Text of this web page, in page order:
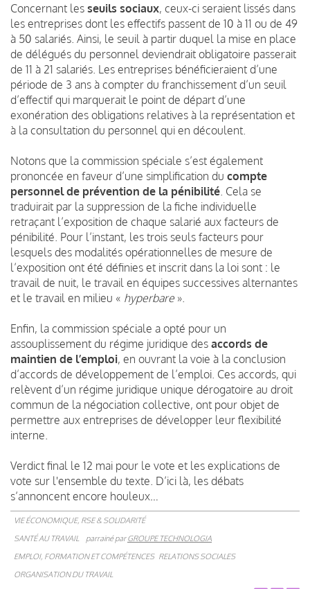
Concernant les seuils sociaux, ceux-ci seraient lissés dans
les entreprises dont les effectifs passent de 10 à 11 ou de 49
à 50 salariés. Ainsi, le seuil à partir duquel la mise en place
de délégués du personnel deviendrait obligatoire passerait
de 11 à 21 salariés. Les entreprises bénéficieraient d’une
période de 3 ans à compter du franchissement d’un seuil
d’effectif qui marquerait le point de départ d’une
exonération des obligations relatives à la représentation et
à la consultation du personnel qui en découlent.
Notons que la commission spéciale s’est également
prononcée en faveur d’une simplification du compte
personnel de prévention de la pénibilité . Cela se
traduirait par la suppression de la fiche individuelle
retraçant l’exposition de chaque salarié aux facteurs de
pénibilité. Pour l’instant, les trois seuls facteurs pour
lesquels des modalités opérationnelles de mesure de
l’exposition ont été définies et inscrit dans la loi sont : le
travail de nuit, le travail en équipes successives alternantes
et le travail en milieu « hyperbare ».
Enfin, la commission spéciale a opté pour un
assouplissement du régime juridique des accords de
maintien de l’emploi, en ouvrant la voie à la conclusion
d’accords de développement de l’emploi. Ces accords, qui
relèvent d’un régime juridique unique dérogatoire au droit
commun de la négociation collective, ont pour objet de
permettre aux entreprises de développer leur flexibilité
interne.
Verdict final le 12 mai pour le vote et les explications de
vote sur l'ensemble du texte. D’ici là, les débats
s’annoncent encore houleux…
VIE ÉCONOMIQUE, RSE & SOLIDARITÉ
SANTÉ AU TRAVAIL
parrainé parGROUPE TECHNOLOGIA
EMPLOI, FORMATION ET COMPÉTENCES RELATIONS SOCIALES
ORGANISATION DU TRAVAIL